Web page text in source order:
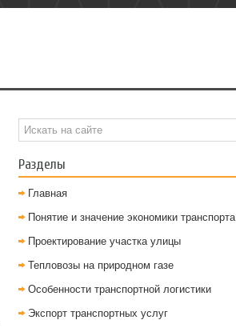
Разделы
Главная
Понятие и значение экономики транспорта
Проектирование участка улицы
Тепловозы на природном газе
Особенности транспортной логистики
Экспорт транспортных услуг